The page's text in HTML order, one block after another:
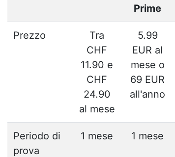
Prime
Prezzo
Tra
CHF
11.90 e
CHF
24.90
al mese
5.99
EUR al
mese o
69 EUR
all'anno
Periodo di
prova
1 mese 1 mese